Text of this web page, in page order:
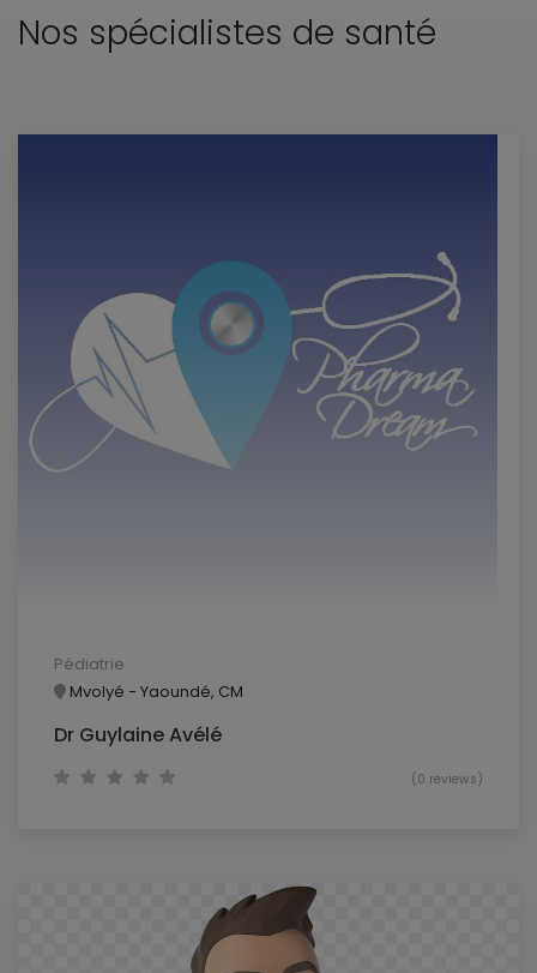
Nos spécialistes de santé
Pédiatrie
Mvolyé - Yaoundé, CM
Dr Guylaine Avélé
(0 reviews)